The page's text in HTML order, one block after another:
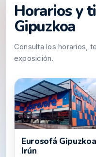
Horarios y
Gipuzkoa
Consulta los horarios,
exposición.
Eurosofá Gipuzkoa
Irún